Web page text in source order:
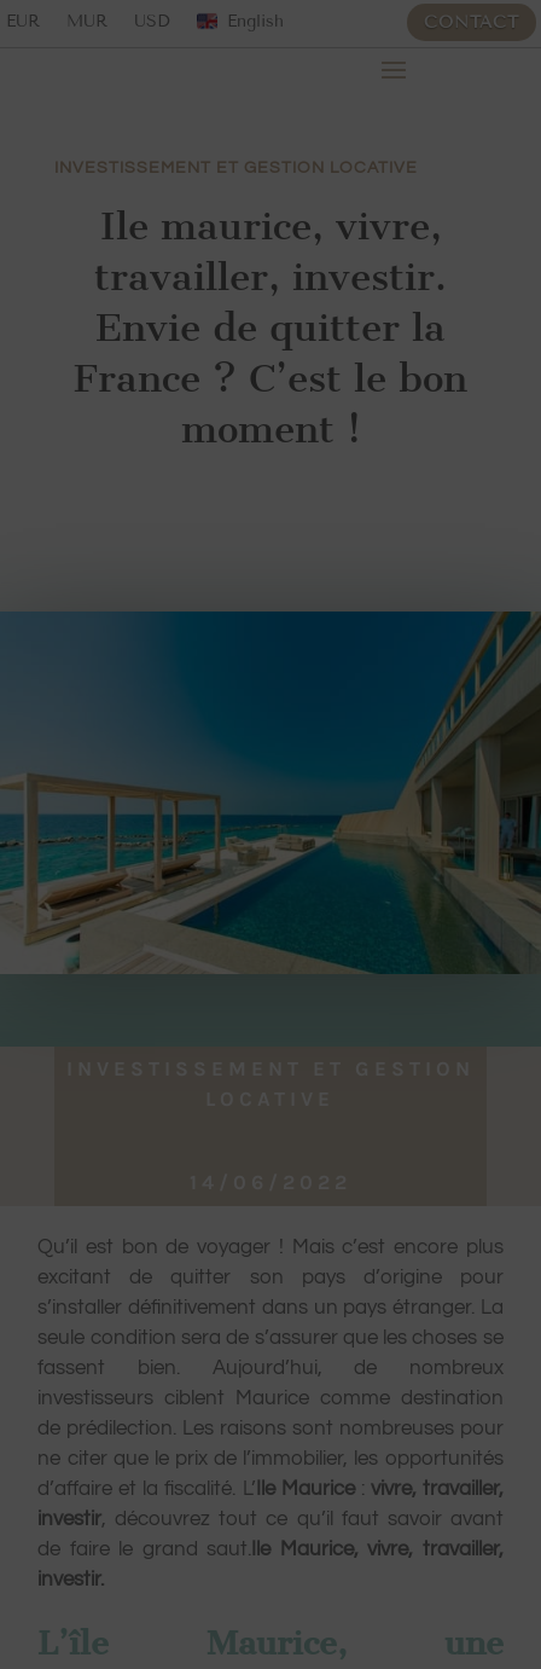
EUR MUR USD English CONTACT
INVESTISSEMENT ET GESTION LOCATIVE
Ile maurice, vivre,
travailler, investir.
Envie de quitter la
France ? C’est le bon
moment !
Qu’il est bon de voyager ! Mais c’est encore plus
excitant de quitter son pays d’origine pour
s’installer définitivement dans un pays étranger. La
seule condition sera de s’assurer que les choses se
fassent bien. Aujourd’hui, de nombreux
investisseurs ciblent Maurice comme destination
de prédilection. Les raisons sont nombreuses pour
ne citer que le prix de l’immobilier, les opportunités
d’affaire et la fiscalité. L’ Ile Maurice : vivre, travailler,
investir, découvrez tout ce qu’il faut savoir avant
de faire le grand saut. Ile Maurice, vivre, travailler,
investir.
L’île Maurice, une